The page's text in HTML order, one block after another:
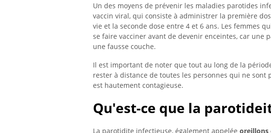
Un des moyens de prévenir les maladies parotides
vaccin viral, qui consiste à administrer la première
vie et la seconde dose entre 4 et 6 ans. Les femmes
se faire vacciner avant de devenir enceintes, car une
une fausse couche.
Il est important de noter que tout au long de la
rester à distance de toutes les personnes qui ne sont
est hautement contagieuse.
Qu'est-ce que la
La parotidite infectieuse, également appelée oreillons